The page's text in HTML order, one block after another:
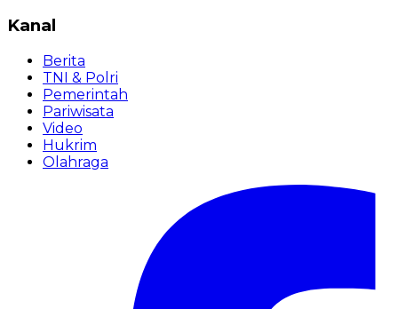
Kanal
Berita
TNI & Polri
Pemerintah
Pariwisata
Video
Hukrim
Olahraga